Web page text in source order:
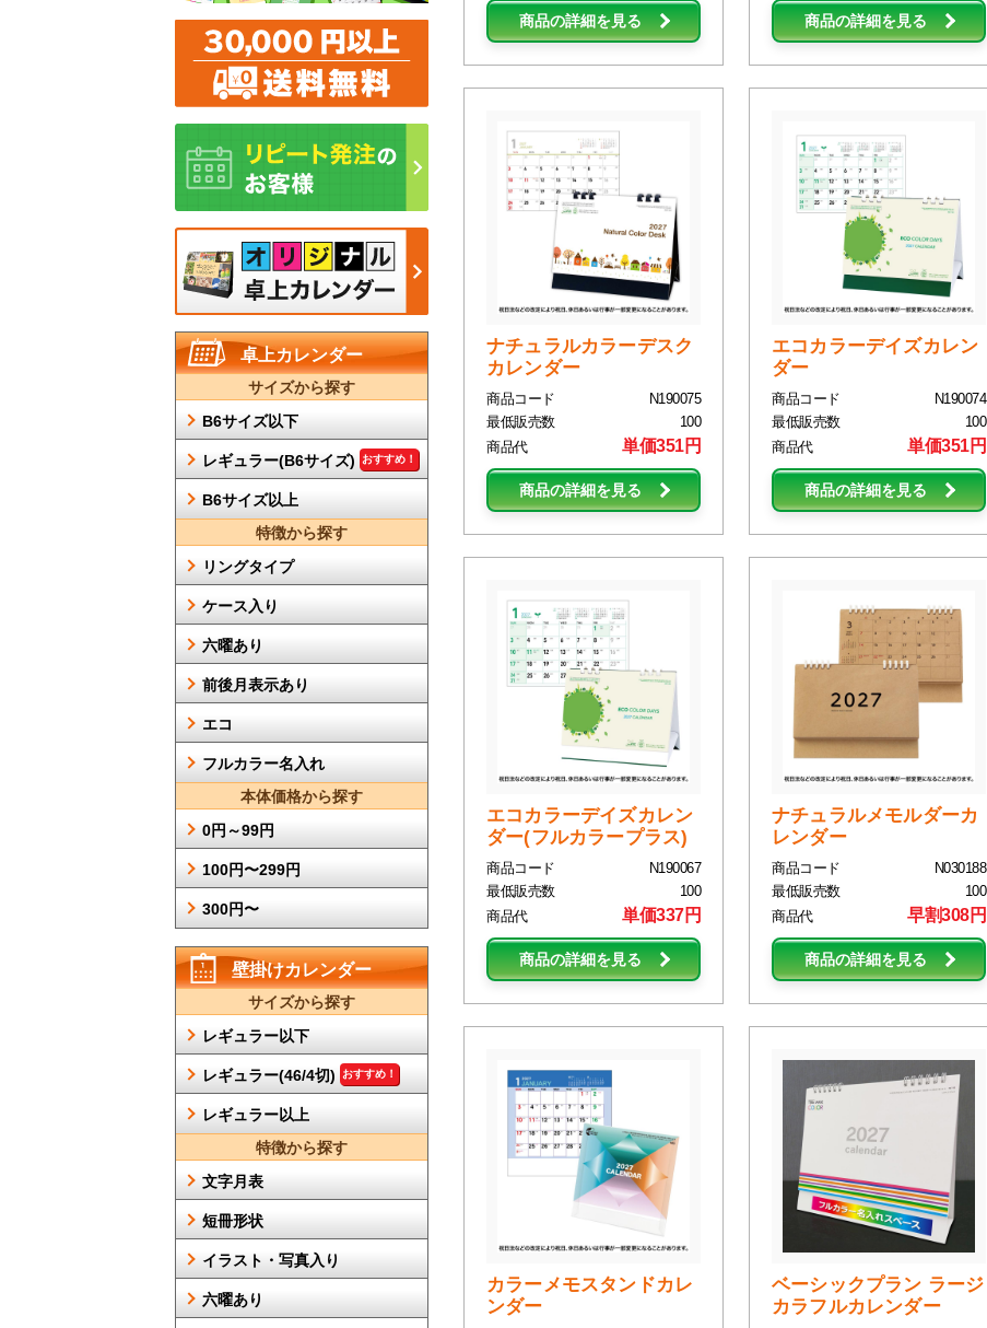
商品の詳細を見る 商品の詳細を見る
ナチュラルカラーデスク
カレンダー
商品コード
N190075
最低販売数
100
商品代
単価351円
商品の詳細を見る
エコカラーデイズカレン
ダー
商品コード
N190074
最低販売数
100
商品代
単価351円
商品の詳細を見る
エコカラーデイズカレン
ダー(フルカラープラス)
商品コード
N190067
最低販売数
100
商品代
単価337円
商品の詳細を見る
ナチュラルメモルダーカ
レンダー
商品コード
N030188
最低販売数
100
商品代
早割308円
商品の詳細を見る
カラーメモスタンドカレ
ンダー
ベーシックプラン ラージ
カラフルカレンダー
卓上カレンダー
サイズから探す
B6サイズ以下
レギュラー(B6サイズ) おすすめ！
B6サイズ以上
特徴から探す
リングタイプ
ケース入り
六曜あり
前後月表示あり
エコ
フルカラー名入れ
本体価格から探す
0円～99円
100円〜299円
300円〜
壁掛けカレンダー
サイズから探す
レギュラー以下
レギュラー(46/4切) おすすめ！
レギュラー以上
特徴から探す
文字月表
短冊形状
イラスト・写真入り
六曜あり